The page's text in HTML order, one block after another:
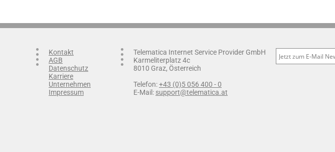
Kontakt
AGB
Datenschutz
Karriere
Unternehmen
Impressum
Telematica Internet Service Provider GmbH
Karmeliterplatz 4c
8010 Graz, Österreich
Telefon:+43 (0)5 056 400 - 0
E-Mail: support@telematica.at